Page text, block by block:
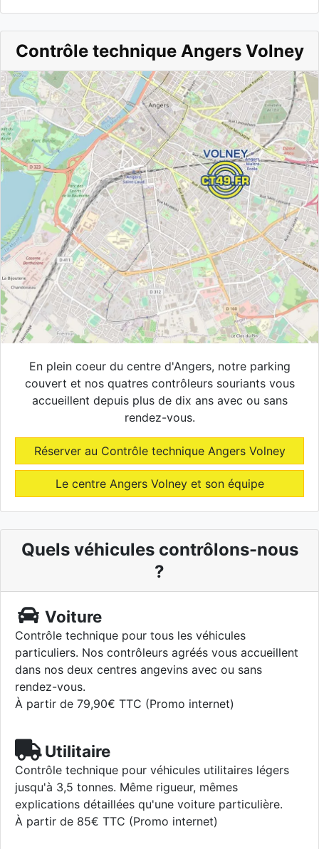
Contrôle technique Angers Volney
En plein coeur du centre d'Angers, notre parking
couvert et nos quatres contrôleurs souriants vous
accueillent depuis plus de dix ans avec ou sans
rendez-vous.
Réserver au Contrôle technique Angers Volney
Le centre Angers Volney et son équipe
Quels véhicules contrôlons-nous
?
Voiture
Contrôle technique pour tous les véhicules
particuliers. Nos contrôleurs agréés vous accueillent
dans nos deux centres angevins avec ou sans
rendez-vous.
À partir de 79,90€ TTC (Promo internet)
Utilitaire
Contrôle technique pour véhicules utilitaires légers
jusqu'à 3,5 tonnes. Même rigueur, mêmes
explications détaillées qu'une voiture particulière.
À partir de 85€ TTC (Promo internet)